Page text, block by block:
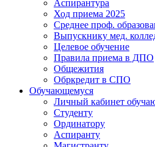
Аспирантура
Ход приема 2025
Среднее проф.
Выпускнику мед.
Целевое обучение
Правила приема в ДПО
Общежития
Обркредит в СПО
Обучающемуся
Личный кабинет
Студенту
Ординатору
Аспиранту